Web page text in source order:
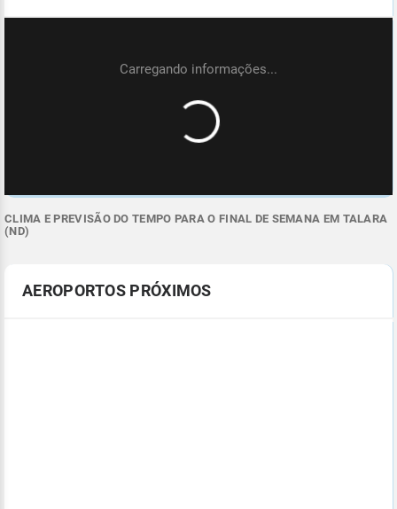
CLIMA E PREVISÃO DO TEMPO PARA O FINAL DE SEMANA EM TALARA
(ND)
AEROPORTOS PRÓXIMOS